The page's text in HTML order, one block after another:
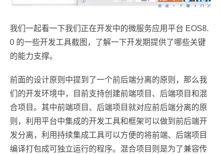
我们一起看一下我们正在开发中的微服务应用平台 EOS8.
0 的一些开发工具截图，了解一下开发期提供了哪些关键
的能力支撑。
前面的设计原则中提到了一个前后端分离的原则，那么我
们的开发环境中，目前支持创建前端项目、后端项目和混
合项目。其中前端项目、后端项目就对应前后端分离的原
则，利用平台中集成的开发工具和框架可以做到前后端开
发分离，利用持续集成工具可以方便的将前端、后端项目
编译打包成可独立运行的程序。混合项目则是为了兼容传